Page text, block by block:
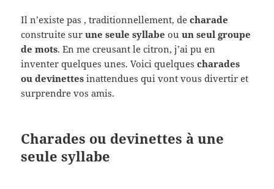
Il n’existe pas , traditionnellement, decharade
construite surune seule syllabe ouun seul groupe
de mots. En me creusant le citron, j’ai pu en
inventer quelques unes. Voici quelquescharades
ou devinettes inattendues qui vont vous divertir et
surprendre vos amis.
Charades ou devinettes à une
seule syllabe